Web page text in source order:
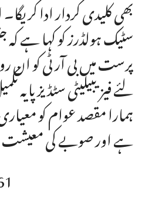
بھی کلیدی کردار ادا
سٹیک ہولڈرز کو کہا ہے
پرست میں بی آر ٹی کو ان
لئے فیزیبیلیٹی سٹڈیز
ہمارا مقصد عوام کو
ہے اور صوبے کی معیشت